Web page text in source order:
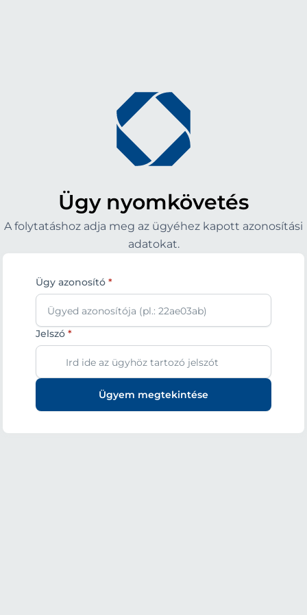
Ügy nyomkövetés
A folytatáshoz adja meg az ügyéhez kapott azonosítási
adatokat.
Ügy azonosító *
Jelszó *
Ügyem megtekintése